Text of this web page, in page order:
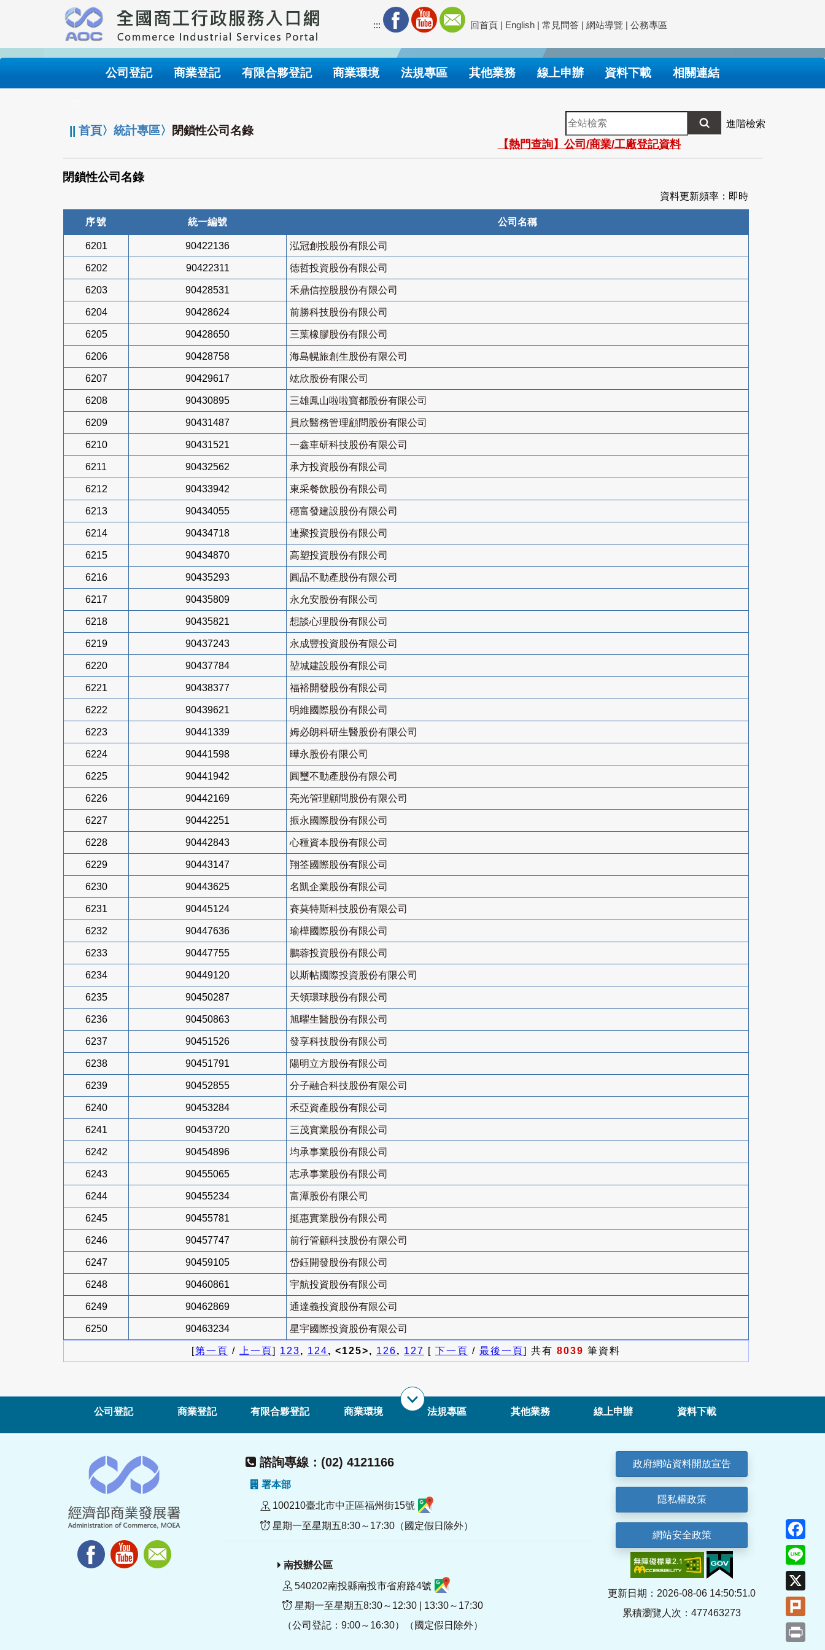
要
內
::: 回首頁 | English | 常見問答 | 網站導覽 | 公務專區
公司登記 商業登記 有限合夥登記 商業環境 法規專區 其他業務 線上申辦 資料下載 相關連結
||首頁〉統計專區〉 閉鎖性公司名錄
全
站
檢
索
進階檢索
【熱門查詢】公司/商業/工廠登記資料
閉鎖性公司名錄
資料更新頻率：即時
序號 統一編號 公司名稱
6201 90422136 泓冠創投股份有限公司
6202 90422311 德哲投資股份有限公司
6203 90428531 禾鼎信控股股份有限公司
6204 90428624 前勝科技股份有限公司
6205 90428650 三葉橡膠股份有限公司
6206 90428758 海島幌旅創生股份有限公司
6207 90429617 竑欣股份有限公司
6208 90430895 三雄鳳山啦啦寶都股份有限公司
6209 90431487 員欣醫務管理顧問股份有限公司
6210 90431521 一鑫車研科技股份有限公司
6211 90432562 承方投資股份有限公司
6212 90433942 東采餐飲股份有限公司
6213 90434055 穩富發建設股份有限公司
6214 90434718 連聚投資股份有限公司
6215 90434870 高塑投資股份有限公司
6216 90435293 圓品不動產股份有限公司
6217 90435809 永允安股份有限公司
6218 90435821 想談心理股份有限公司
6219 90437243 永成豐投資股份有限公司
6220 90437784 堃城建設股份有限公司
6221 90438377 福裕開發股份有限公司
6222 90439621 明維國際股份有限公司
6223 90441339 姆必朗科研生醫股份有限公司
6224 90441598 曄永股份有限公司
6225 90441942 圓璽不動產股份有限公司
6226 90442169 亮光管理顧問股份有限公司
6227 90442251 振永國際股份有限公司
6228 90442843 心種資本股份有限公司
6229 90443147 翔筌國際股份有限公司
6230 90443625 名凱企業股份有限公司
6231 90445124 賽莫特斯科技股份有限公司
6232 90447636 瑜樺國際股份有限公司
6233 90447755 鵬蓉投資股份有限公司
6234 90449120 以斯帖國際投資股份有限公司
6235 90450287 天領環球股份有限公司
6236 90450863 旭曜生醫股份有限公司
6237 90451526 發享科技股份有限公司
6238 90451791 陽明立方股份有限公司
6239 90452855 分子融合科技股份有限公司
6240 90453284 禾亞資產股份有限公司
6241 90453720 三茂實業股份有限公司
6242 90454896 均承事業股份有限公司
6243 90455065 志承事業股份有限公司
6244 90455234 富潭股份有限公司
6245 90455781 挺惠實業股份有限公司
6246 90457747 前行管顧科技股份有限公司
6247 90459105 岱鈺開發股份有限公司
6248 90460861 宇航投資股份有限公司
6249 90462869 通達義投資股份有限公司
6250 90463234 星宇國際投資股份有限公司
[第一頁 / 上一頁] 123, 124, <125>, 126, 127 [ 下一頁 / 最後一頁] 共有 8039 筆資料
公司登記 商業登記 有限合夥登記 商業環境 法規專區 其他業務 線上申辦 資料下載
諮詢專線：(02) 4121166
署本部
100210臺北市中正區福州街15號
星期一至星期五8:30～17:30（國定假日除外）
南投辦公區
540202南投縣南投市省府路4號
星期一至星期五8:30～12:30 | 13:30～17:30
（公司登記：9:00～16:30）（國定假日除外）
政府網站資料開放宣告
隱私權政策
網站安全政策
更新日期：2026-08-06 14:50:51.0
累積瀏覽人次：477463273